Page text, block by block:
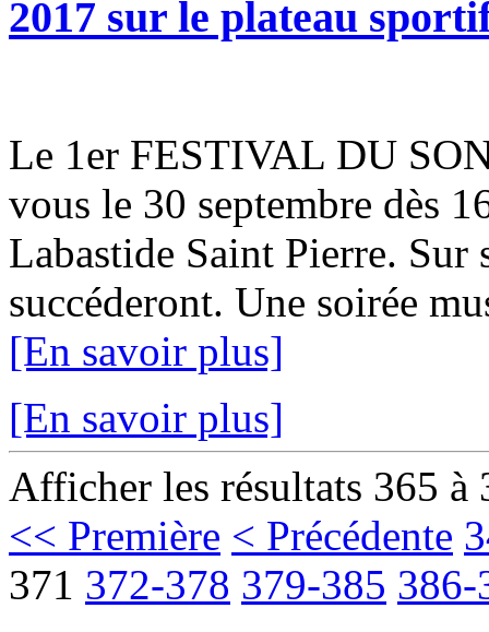
2017 sur le plateau
Le 1er FESTIVAL DU
vous le 30 septembre dès
Labastide Saint Pierre. Sur
succéderont. Une soirée
[En savoir plus]
[En savoir plus]
Afficher les résultats 365 à
<< Première < Précédente
371 372-378 379-385 386-